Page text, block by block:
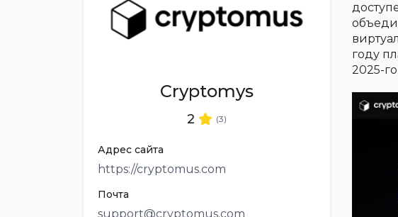
Cryptomys
2 (3)
Адрес сайта
https://cryptomus.com
Почта
support@cryptomus.com
году
2025-